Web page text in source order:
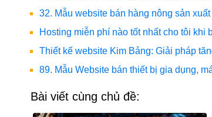
32. Mẫu website bán hàng nông sản xuất
Hosting miễn phí nào tốt nhất cho tôi khi
Thiết kế website Kim Bảng: Giải pháp
89. Mẫu Website bán thiết bị gia dụng,
Bài viết cùng chủ đề: